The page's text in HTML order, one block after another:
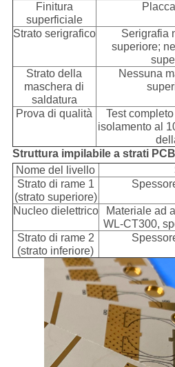
Finitura
superficiale
Strato serigrafico
Serigrafia
superiore;
Strato della
maschera di
saldatura
Nessuna
Prova di qualità
Test
isolamento al
Struttura impilabile a strati PCB
Nome del livello
Strato di rame 1
(strato superiore)
Nucleo dielettrico
Materiale ad
WL-CT300,
Strato di rame 2
(strato inferiore)